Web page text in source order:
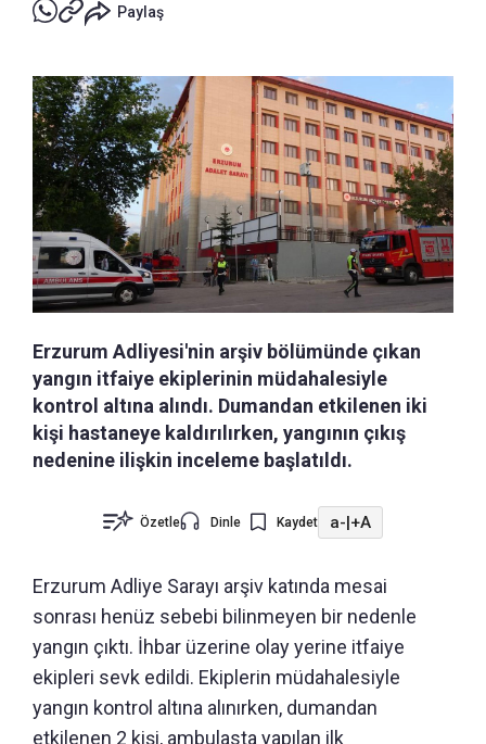
Paylaş
Erzurum Adliyesi'nin arşiv bölümünde çıkan
yangın itfaiye ekiplerinin müdahalesiyle
kontrol altına alındı. Dumandan etkilenen iki
kişi hastaneye kaldırılırken, yangının çıkış
nedenine ilişkin inceleme başlatıldı.
Özetle Dinle Kaydet a-|+A
Erzurum Adliye Sarayı arşiv katında mesai
sonrası henüz sebebi bilinmeyen bir nedenle
yangın çıktı. İhbar üzerine olay yerine itfaiye
ekipleri sevk edildi. Ekiplerin müdahalesiyle
yangın kontrol altına alınırken, dumandan
etkilenen 2 kişi, ambulasta yapılan ilk